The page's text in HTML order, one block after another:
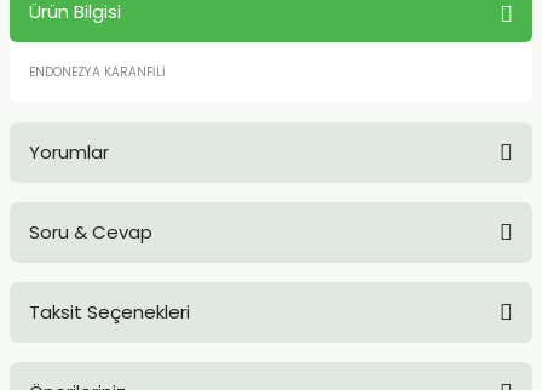
Ürün Bilgisi
ENDONEZYA KARANFİLİ
Yorumlar
Soru & Cevap
Taksit Seçenekleri